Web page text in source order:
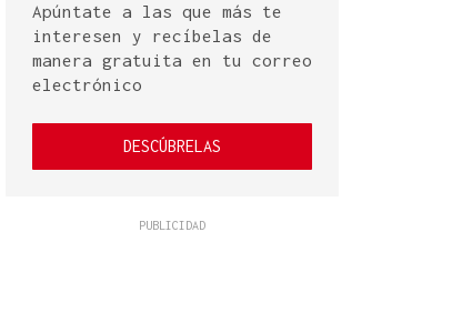
Apúntate a las que más te
interesen y recíbelas de
manera gratuita en tu correo
electrónico
DESCÚBRELAS